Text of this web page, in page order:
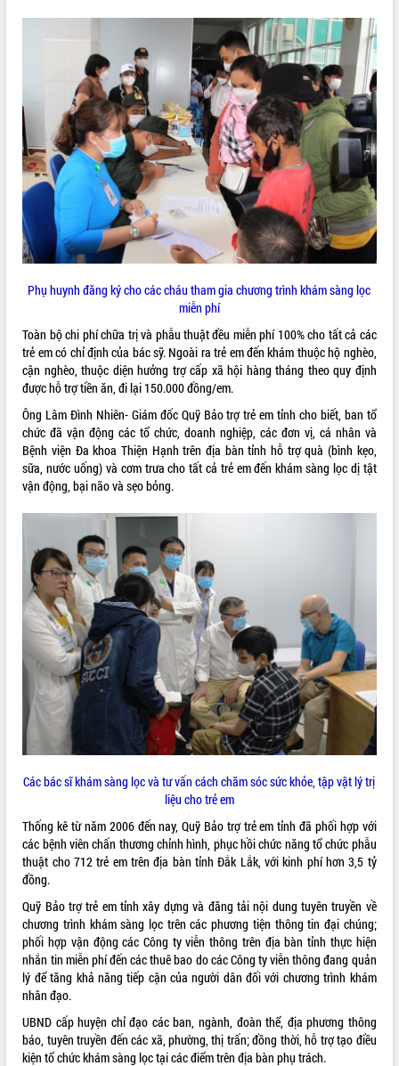
Không có file video nào để phát.
ALBUM ẢNH
LIÊN KẾT WEB
THỐNG KÊ TRUY CẬP
Hôm nay: 6043
Tất cả:
66051366
Phụ huynh đăng ký cho các cháu tham gia chương trình khám sàng lọc
miễn phí
Toàn bộ chi phí chữa trị và phẫu thuật đều miễn phí 100% cho tất cả các
trẻ em có chỉ định của bác sỹ. Ngoài ra trẻ em đến khám thuộc hộ nghèo,
cận nghèo, thuộc diện hưởng trợ cấp xã hội hàng tháng theo quy định
được hỗ trợ tiền ăn, đi lại 150.000 đồng/em.
Ông Lâm Đình Nhiên- Giám đốc Quỹ Bảo trợ trẻ em tỉnh cho biết, ban tổ
chức đã vận động các tổ chức, doanh nghiệp, các đơn vị, cá nhân và
Bệnh viện Đa khoa Thiện Hạnh trên địa bàn tỉnh hỗ trợ quà (bình kẹo,
sữa, nước uống) và cơm trưa cho tất cả trẻ em đến khám sàng lọc dị tật
vận động, bại não và sẹo bỏng.
Các bác sĩ khám sàng lọc và tư vấn cách chăm sóc sức khỏe, tập vật lý trị
liệu cho trẻ em
Thống kê từ năm 2006 đến nay, Quỹ Bảo trợ trẻ em tỉnh đã phối hợp với
các bệnh viên chấn thương chỉnh hình, phục hồi chức năng tổ chức phẫu
thuật cho 712 trẻ em trên địa bàn tỉnh Đắk Lắk, với kinh phí hơn 3,5 tỷ
đồng.
Quỹ Bảo trợ trẻ em tỉnh xây dựng và đăng tải nội dung tuyên truyền về
chương trình khám sàng lọc trên các phương tiện thông tin đại chúng;
phối hợp vận động các Công ty viễn thông trên địa bàn tỉnh thực hiện
nhắn tin miễn phí đến các thuê bao do các Công ty viễn thông đang quản
lý để tăng khả năng tiếp cận của người dân đối với chương trình khám
nhân đạo.
UBND cấp huyện chỉ đạo các ban, ngành, đoàn thể, địa phương thông
báo, tuyên truyền đến các xã, phường, thị trấn; đồng thời, hỗ trợ tạo điều
kiện tổ chức khám sàng lọc tại các điểm trên địa bàn phụ trách.